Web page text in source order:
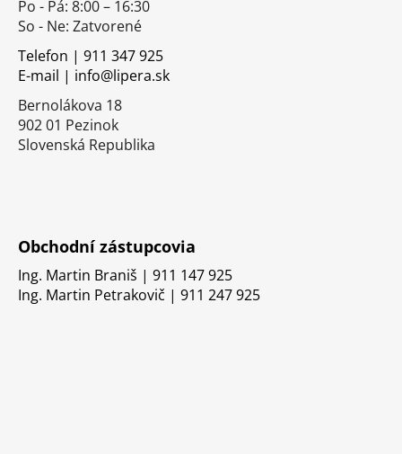
Po - Pá: 8:00 – 16:30
So - Ne: Zatvorené
Telefon | 911 347 925
E-mail | info@lipera.sk
Bernolákova 18
902 01 Pezinok
Slovenská Republika
Obchodní zástupcovia
Ing. Martin Braniš | 911 147 925
Ing. Martin Petrakovič | 911 247 925